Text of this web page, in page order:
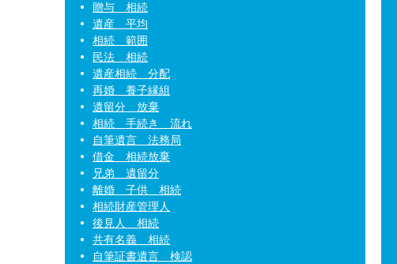
贈与 相続
遺産 平均
相続 範囲
民法 相続
遺産相続 分配
再婚 養子縁組
遺留分 放棄
相続 手続き 流れ
自筆遺言 法務局
借金 相続放棄
兄弟 遺留分
離婚 子供 相続
相続財産管理人
後見人 相続
共有名義 相続
自筆証書遺言 検認